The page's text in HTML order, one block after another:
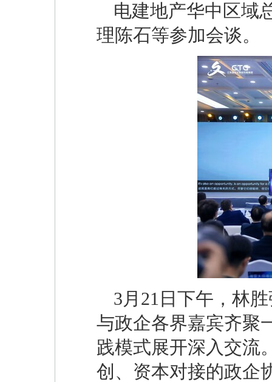
电建地产华中区域
理陈石等参加会谈。
3月21日下午，林
与政企各界嘉宾齐聚
践模式展开深入交流
创、资本对接的政企